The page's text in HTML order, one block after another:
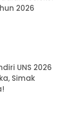
2026
UNS 2026
Simak